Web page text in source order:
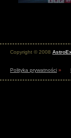
Copyright © 2008
Polityka prywatności »